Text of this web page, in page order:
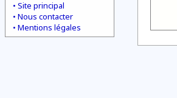
Site principal
Nous contacter
Mentions légales